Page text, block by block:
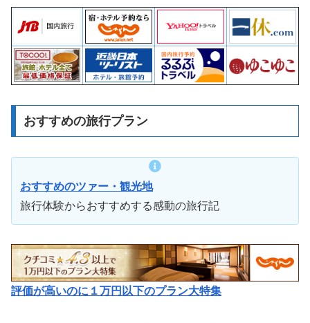
おすすめの旅行プラン
おすすめのツァー・観光地
旅行体験からおすすめする感動の旅行記
評価が高いのに１万円以下のプラン大特集